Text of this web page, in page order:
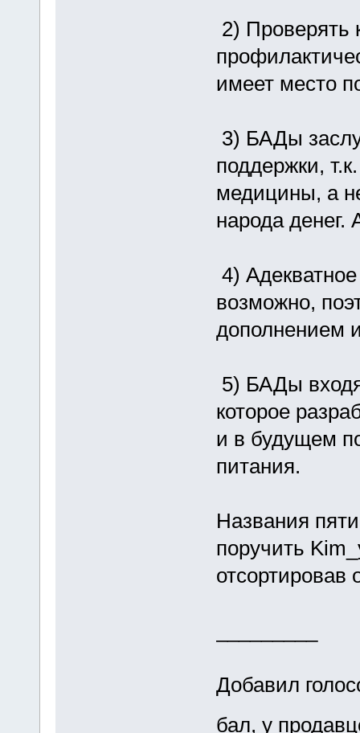
2) Проверять
имеет место
3) БАДы
поддержки,
медицины, а
народа денег.
4)
возможно,
дополнением
5) БАДы
которое
и в будущем
питания.
Названия
поручить
отсортировав
Добавил
бал, у